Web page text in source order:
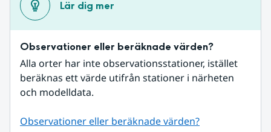
Lär dig mer
Observationer eller beräknade värden?
Alla orter har inte observationsstationer, istället
beräknas ett värde utifrån stationer i närheten
och modelldata.
Observationer eller beräknade värden?